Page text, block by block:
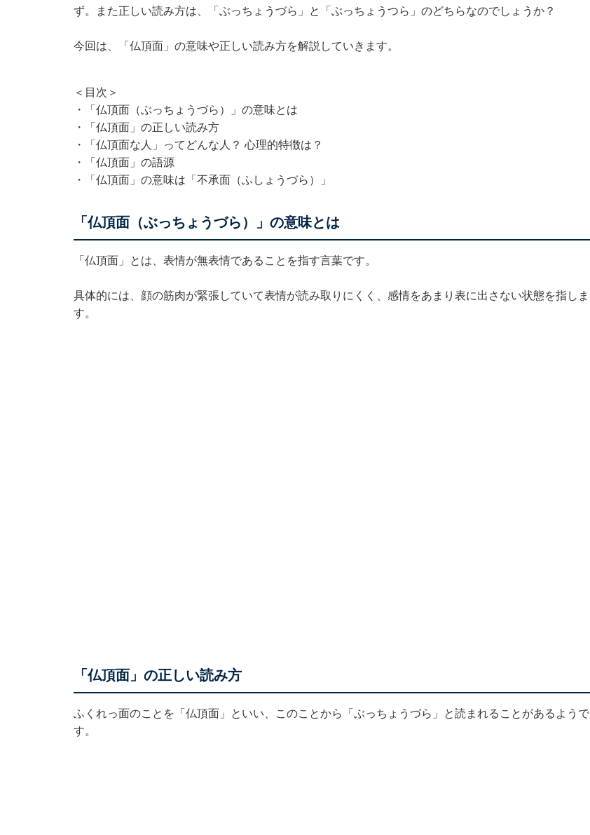
ず。また正しい読み方は、「ぶっちょうづら」と「ぶっちょうつら」のどちらなのでしょうか？
今回は、「仏頂面」の意味や正しい読み方を解説していきます。
＜目次＞
・
「仏頂面（ぶっちょうづら）」の意味とは
・
「仏頂面」の正しい読み方
・
「仏頂面な人」ってどんな人？ 心理的特徴は？
・
「仏頂面」の語源
・
「仏頂面」の意味は「不承面（ふしょうづら）」
「仏頂面（ぶっちょうづら）」の意味とは
「仏頂面」とは、表情が無表情であることを指す言葉です。
具体的には、顔の筋肉が緊張していて表情が読み取りにくく、感情をあまり表に出さない状態を指しま
す。
「仏頂面」の正しい読み方
ふくれっ面のことを「仏頂面」といい、このことから「ぶっちょうづら」と読まれることがあるようで
す。